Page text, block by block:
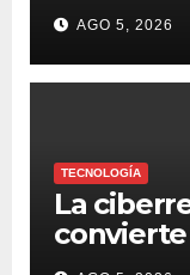
AGO 5, 2026
TECNOLOGÍA
La
estándar